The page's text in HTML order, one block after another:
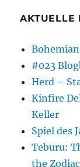
AKTUELLE
#023
Herd –
Kinfire
Keller
Spiel des
Teburu:
the Zodiac